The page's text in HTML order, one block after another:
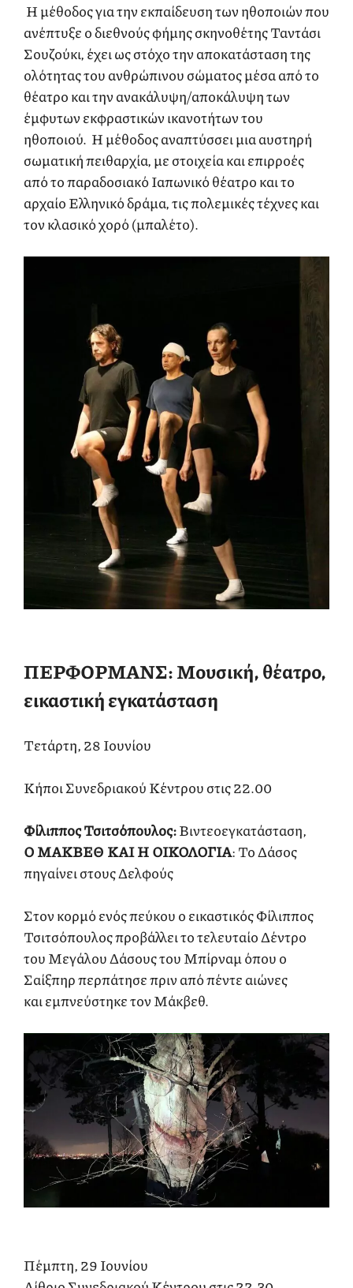
Η μέθοδος για την εκπαίδευση των ηθοποιών που
ανέπτυξε ο διεθνούς φήμης σκηνοθέτης Ταντάσι
Σουζούκι, έχει ως στόχο την αποκατάσταση της
ολότητας του ανθρώπινου σώματος μέσα από το
θέατρο και την ανακάλυψη/αποκάλυψη των
έμφυτων εκφραστικών ικανοτήτων του
ηθοποιού. Η μέθοδος αναπτύσσει μια αυστηρή
σωματική πειθαρχία, με στοιχεία και επιρροές
από το παραδοσιακό Ιαπωνικό θέατρο και το
αρχαίο Ελληνικό δράμα, τις πολεμικές τέχνες και
τον κλασικό χορό (μπαλέτο).
ΠΕΡΦΟΡΜΑΝΣ: Μουσική, θέατρο,
εικαστική εγκατάσταση
Τετάρτη, 28 Ιουνίου
Κήποι Συνεδριακού Κέντρου στις 22.00
Φίλιππος Τσιτσόπουλος:Βιντεοεγκατάσταση,
Ο ΜΑΚΒΕΘ ΚΑΙ Η ΟΙΚΟΛΟΓΙΑ: Το Δάσος
πηγαίνει στους Δελφούς
Στον κορμό ενός πεύκου ο εικαστικός Φίλιππος
Τσιτσόπουλος προβάλλει το τελευταίο Δέντρο
του Μεγάλου Δάσους του Μπίρναμ όπου ο
Σαίξπηρ περπάτησε πριν από πέντε αιώνες
και εμπνεύστηκε τον Μάκβεθ.
Πέμπτη, 29 Ιουνίου